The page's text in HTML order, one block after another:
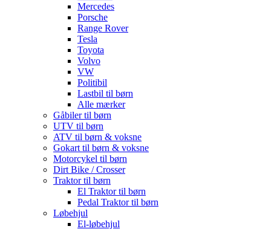
Mercedes
Porsche
Range Rover
Tesla
Toyota
Volvo
VW
Politibil
Lastbil til børn
Alle mærker
Gåbiler til børn
UTV til børn
ATV til børn & voksne
Gokart til børn & voksne
Motorcykel til børn
Dirt Bike / Crosser
Traktor til børn
El Traktor til børn
Pedal Traktor til børn
Løbehjul
El-løbehjul